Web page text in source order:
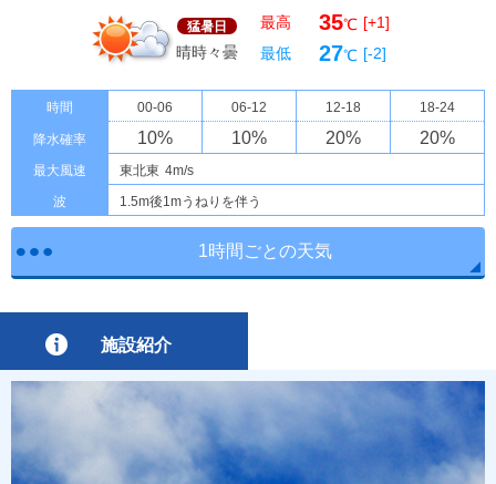
猛暑日
晴時々曇
最高 35℃ [+1]
最低
27℃ [-2]
時間 00-06 06-12 12-18 18-24
降水確率 10% 10% 20% 20%
最大風速 東北東 4m/s
波
1.5m後1mうねりを伴う
1時間ごとの天気
施設紹介